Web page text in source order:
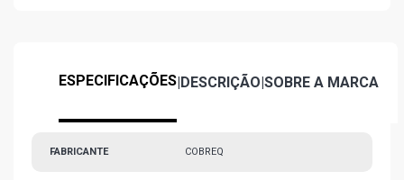
ESPECIFICAÇÕES|DESCRIÇÃO|SOBRE A MARCA
FABRICANTE COBREQ